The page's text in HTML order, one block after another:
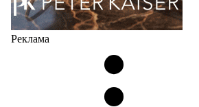
Реклама